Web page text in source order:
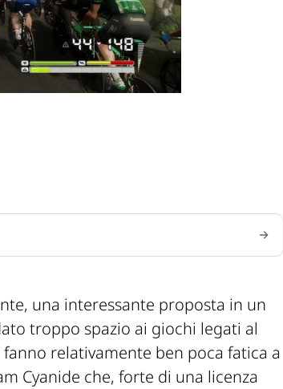
una interessante proposta in un
troppo spazio ai giochi legati al
relativamente ben poca fatica a
Cyanide che, forte di una licenza